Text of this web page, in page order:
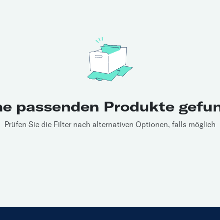
passenden Produkte
Prüfen Sie die Filter nach alternativen Optionen, falls möglich